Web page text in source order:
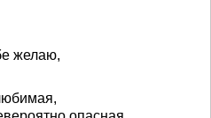
желаю,